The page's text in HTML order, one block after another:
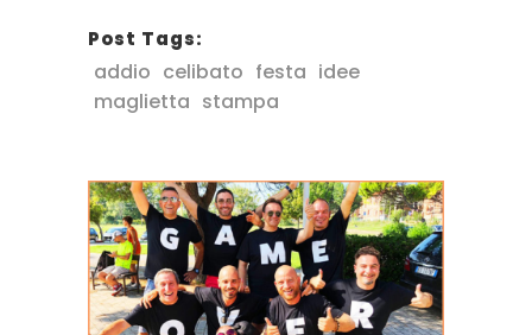
Post Tags:
addio celibato festa idee
maglietta stampa